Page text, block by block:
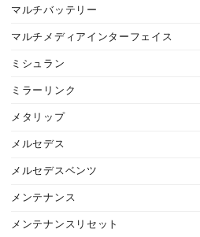
マルチバッテリー
マルチメディアインターフェイス
ミシュラン
ミラーリンク
メタリップ
メルセデス
メルセデスベンツ
メンテナンス
メンテナンスリセット